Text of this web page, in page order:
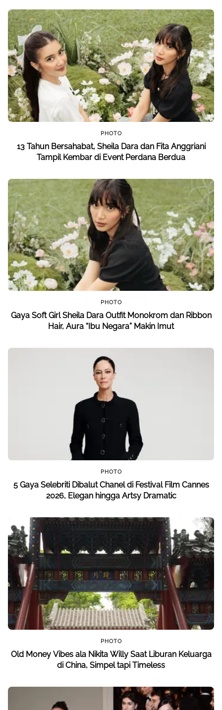
PHOTO
13 Tahun Bersahabat, Sheila Dara dan Fita Anggriani
Tampil Kembar di Event Perdana Berdua
PHOTO
Gaya Soft Girl Sheila Dara Outfit Monokrom dan Ribbon
Hair, Aura “Ibu Negara” Makin Imut
PHOTO
5 Gaya Selebriti Dibalut Chanel di Festival Film Cannes
2026, Elegan hingga Artsy Dramatic
PHOTO
Old Money Vibes ala Nikita Willy Saat Liburan Keluarga
di China, Simpel tapi Timeless